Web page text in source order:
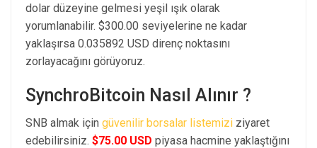
dolar düzeyine gelmesi yeşil ışık olarak
yorumlanabilir. $300.00 seviyelerine ne kadar
yaklaşırsa 0.035892 USD direnç noktasını
zorlayacağını görüyoruz.
SynchroBitcoin Nasıl Alınır ?
SNB almak için güvenilir borsalar listemizi ziyaret
edebilirsiniz. $75.00 USD piyasa hacmine yaklaştığını